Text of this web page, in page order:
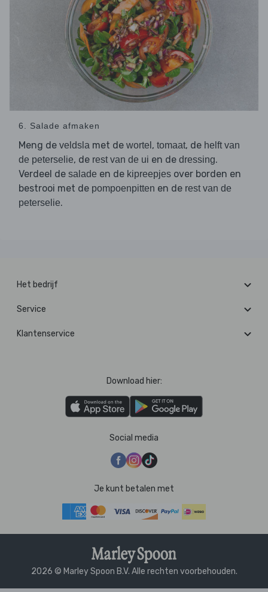
6. Salade afmaken
Meng de veldsla met de wortel , tomaat, de helft van
de peterselie, de rest van de ui en de dressing.
Verdeel de salade en de kipreepjes over borden en
bestrooi met de pompoenpitten en de rest van de
peterselie.
Het bedrijf
Service
Klantenservice
Download hier:
Social media
Je kunt betalen met
2026 © Marley Spoon B.V. Alle rechten voorbehouden.